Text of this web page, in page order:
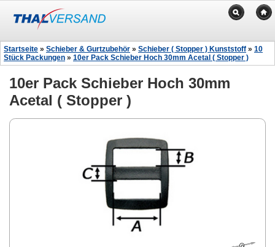
Startseite » Schieber & Gurtzubehör » Schieber ( Stopper ) Kunststoff » 10
Stück Packungen » 10er Pack Schieber Hoch 30mm Acetal ( Stopper )
10er Pack Schieber Hoch 30mm
Acetal ( Stopper )